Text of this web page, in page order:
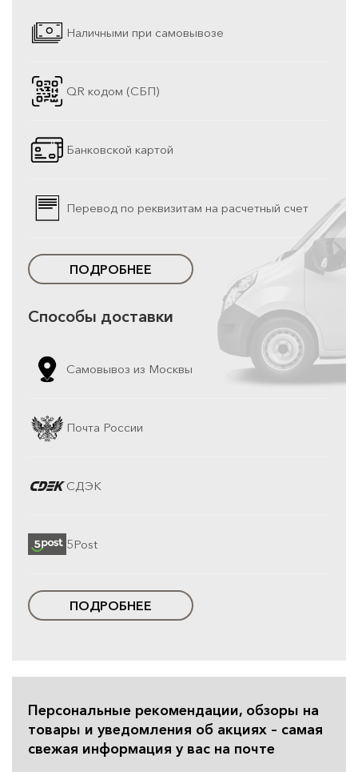
Наличными при самовывозе
QR кодом (СБП)
Банковской картой
Перевод по реквизитам на расчетный счет
ПОДРОБНЕЕ
Способы доставки
Самовывоз из Москвы
Почта России
СДЭК
5Post
ПОДРОБНЕЕ
Персональные рекомендации, обзоры на
товары и уведомления об акциях – самая
свежая информация у вас на почте